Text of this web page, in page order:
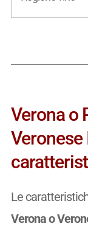
Verona o
Veronese
Le
Verona o